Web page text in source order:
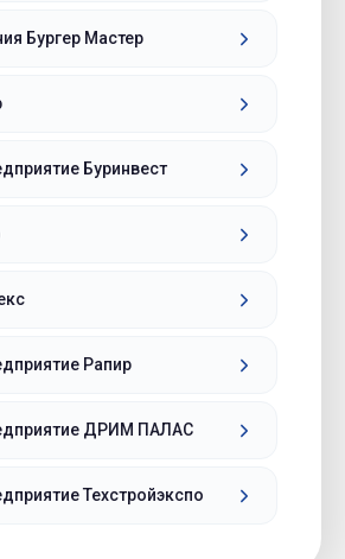
Бургер Мастер
Буринвест
Рапир
ДРИМ ПАЛАС
Техстройэкспо